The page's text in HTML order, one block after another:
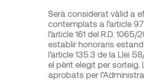
Serà considerat vàlid a
contemplats a l’article
l’article 161 del R.D.
establir honoraris
l’article 135.3 de la Llei
el pèrit elegit per
aprobats per